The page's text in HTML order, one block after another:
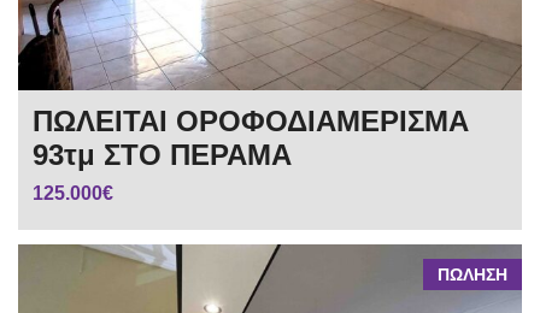
ΠΩΛΕΙΤΑΙ ΟΡΟΦΟΔΙΑΜΕΡΙΣΜΑ
93τμ ΣΤΟ ΠΕΡΑΜΑ
125.000€
ΠΩΛΗΣΗ